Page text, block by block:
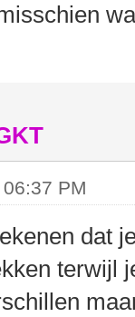
PM
dat
terwijl